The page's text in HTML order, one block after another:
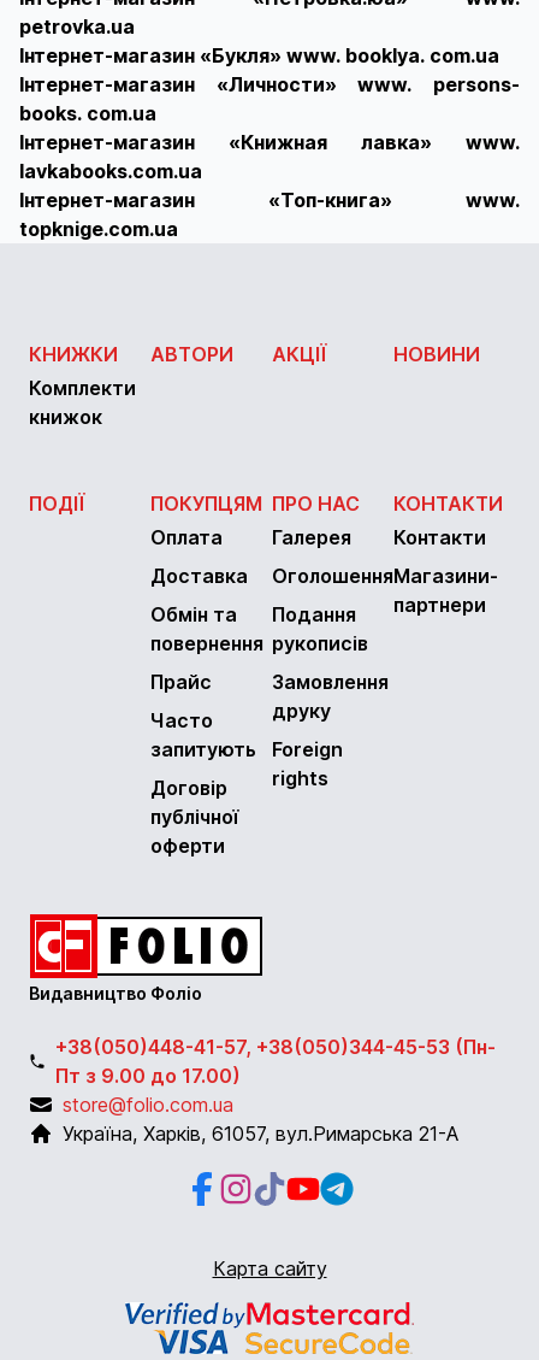
petrovka.ua
Інтернет-магазин «Букля» www. booklya. com.ua
Інтернет-магазин «Личности» www. persons-
books. com.ua
Інтернет-магазин «Книжная лавка» www.
lavkabooks.com.ua
Інтернет-магазин «Топ-книга» www.
topknige.com.ua
КНИЖКИ
Комплекти
книжок
АВТОРИ АКЦІЇ НОВИНИ
ПОДІЇ
ПОКУПЦЯМ
Оплата
Доставка
Обмін та
повернення
Прайс
Часто
запитують
Договір
публічної
оферти
ПРО НАС
Галерея
Оголошення
Подання
рукописів
Замовлення
друку
Foreign
rights
КОНТАКТИ
Контакти
Магазини-
партнери
Видавництво Фоліо
+38(050)448-41-57, +38(050)344-45-53 (Пн-
Пт з 9.00 до 17.00)
store@folio.com.ua
Україна, Харків, 61057, вул.Римарська 21-А
Facebook
Instagram
Instagram
YoutubeTelegram
Карта сайту